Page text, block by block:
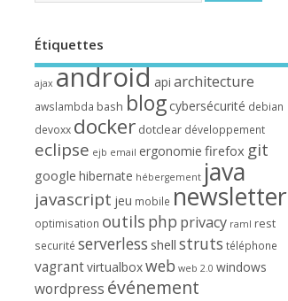
Étiquettes
ajax androidapi architecture
awslambda bash blog cybersécurité debian
devoxx docker dotclear développement
eclipse ejb email ergonomie firefox git
google hibernate hébergement java
javascript jeu mobile newsletter
optimisation outils php privacy raml rest
securité serverless shell struts téléphone
vagrantvirtualboxweb web 2.0 windows
wordpress événement